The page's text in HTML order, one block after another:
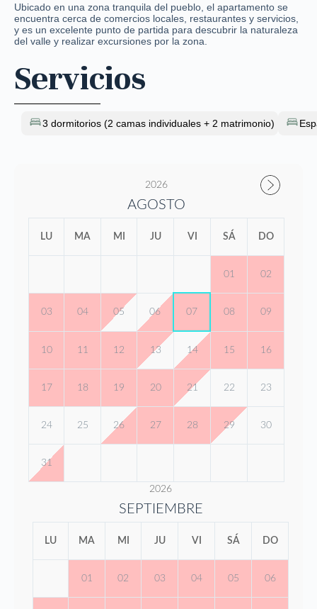
Ubicado en una zona tranquila del pueblo, el apartamento se
encuentra cerca de comercios locales, restaurantes y servicios,
y es un excelente punto de partida para descubrir la naturaleza
del valle y realizar excursiones por la zona.
Servicios
3 dormitorios (2 camas individuales + 2 matrimonio)
2026
AGOSTO
LU MA MI JU VI SÁ DO
01 02
03 04 05 06 07 08 09
10 11 12 13 14 15 16
17 18 19 20 21 22 23
24 25 26 27 28 29 30
31
2026
SEPTIEMBRE
LU MA MI JU VI SÁ DO
01 02 03 04 05 06